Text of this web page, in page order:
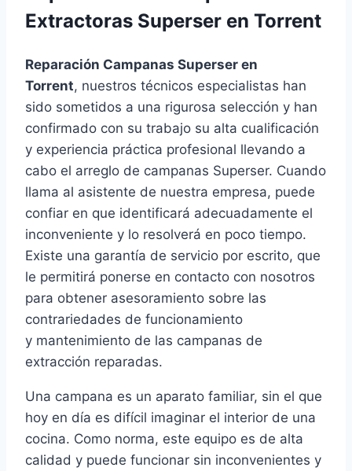
Extractoras Superser en Torrent
Reparación Campanas Superser en
Torrent, nuestros técnicos especialistas han
sido sometidos a una rigurosa selección y han
confirmado con su trabajo su alta cualificación
y experiencia práctica profesional llevando a
cabo el arreglo de campanas Superser. Cuando
llama al asistente de nuestra empresa, puede
confiar en que identificará adecuadamente el
inconveniente y lo resolverá en poco tiempo.
Existe una garantía de servicio por escrito, que
le permitirá ponerse en contacto con nosotros
para obtener asesoramiento sobre las
contrariedades de funcionamiento
y mantenimiento de las campanas de
extracción reparadas.
Una campana es un aparato familiar, sin el que
hoy en día es difícil imaginar el interior de una
cocina. Como norma, este equipo es de alta
calidad y puede funcionar sin inconvenientes y